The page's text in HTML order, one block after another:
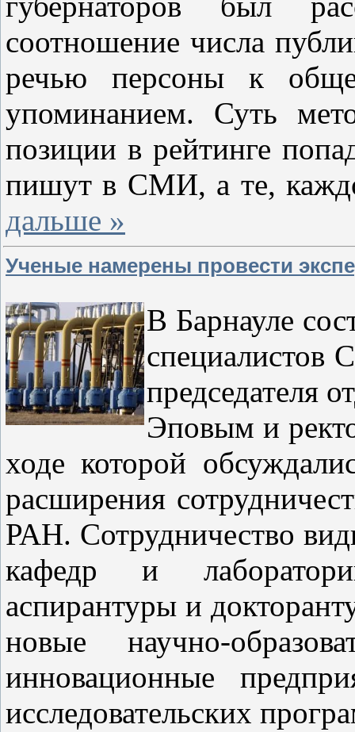
соотношение числа
речью персоны к
упоминанием. Суть
позиции в рейтинге
пишут в СМИ, а те,
дальше »
Ученые намерены провести
В Барнауле
специалистов
председателя
Эповым и
ходе которой
расширения
РАН. Сотрудничество
кафедр и
аспирантуры и
новые научно-
инновационные
исследовательских